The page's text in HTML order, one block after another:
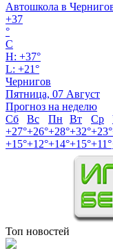
Автошкола в
+37
°
C
H: +37°
L: +21°
Чернигов
Пятница, 07 Август
Прогноз на неделю
Сб
Вс Пн Вт Ср
+27°+26°+28°+32°+23°
+15°+12°+14°+15°+11°
Топ новостей